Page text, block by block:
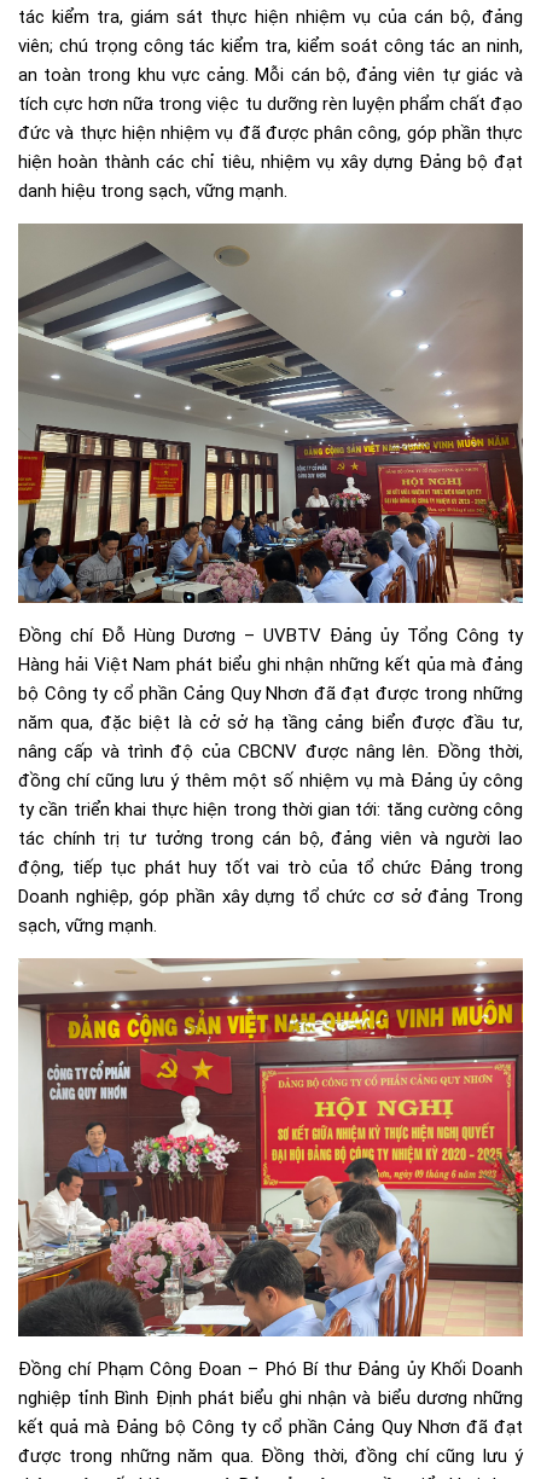
tác kiểm tra, giám sát thực hiện nhiệm vụ của cán bộ, đảng
viên; chú trọng công tác kiểm tra, kiểm soát công tác an ninh,
an toàn trong khu vực cảng. Mỗi cán bộ, đảng viên tự giác và
tích cực hơn nữa trong việc tu dưỡng rèn luyện phẩm chất đạo
đức và thực hiện nhiệm vụ đã được phân công, góp phần thực
hiện hoàn thành các chỉ tiêu, nhiệm vụ xây dựng Đảng bộ đạt
danh hiệu trong sạch, vững mạnh.
Đồng chí Đỗ Hùng Dương – UVBTV Đảng ủy Tổng Công ty
Hàng hải Việt Nam phát biểu ghi nhận những kết qủa mà đảng
bộ Công ty cổ phần Cảng Quy Nhơn đã đạt được trong những
năm qua, đặc biệt là cở sở hạ tầng cảng biển được đầu tư,
nâng cấp và trình độ của CBCNV được nâng lên. Đồng thời,
đồng chí cũng lưu ý thêm một số nhiệm vụ mà Đảng ủy công
ty cần triển khai thực hiện trong thời gian tới: tăng cường công
tác chính trị tư tưởng trong cán bộ, đảng viên và người lao
động, tiếp tục phát huy tốt vai trò của tổ chức Đảng trong
Doanh nghiệp, góp phần xây dựng tổ chức cơ sở đảng Trong
sạch, vững mạnh.
Đồng chí Phạm Công Đoan – Phó Bí thư Đảng ủy Khối Doanh
nghiệp tỉnh Bình Định phát biểu ghi nhận và biểu dương những
kết quả mà Đảng bộ Công ty cổ phần Cảng Quy Nhơn đã đạt
được trong những năm qua. Đồng thời, đồng chí cũng lưu ý